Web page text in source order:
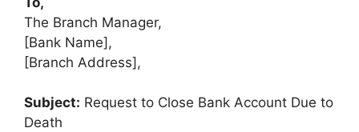
The Branch Manager,
[Bank Name],
[Branch Address],
Subject: Request to Close Bank Account Due to
Death